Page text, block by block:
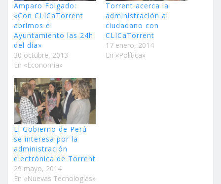
Amparo Folgado:
«Con CLICaTorrent
abrimos el
Ayuntamiento las 24h
del día»
30 octubre, 2013
En «Economía»
Torrent acerca la
administración al
ciudadano con
CLICaTorrent
17 enero, 2014
En «Política»
El Gobierno de Perú
se interesa por la
administración
electrónica de Torrent
29 mayo, 2014
En «Nuevas Tecnologías»